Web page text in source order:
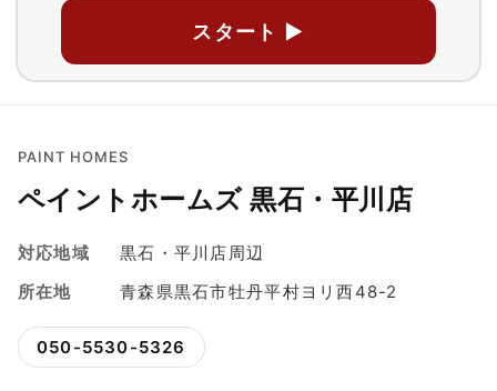
スタート ▶
PAINT HOMES
ペイントホームズ 黒石・平川店
対応地域
黒石・平川店周辺
所在地
青森県黒石市牡丹平村ヨリ西48-2
050-5530-5326